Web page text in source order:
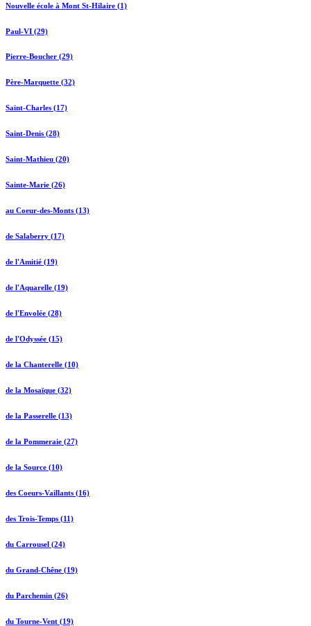
Nouvelle école à Mont St-Hilaire (1)
Paul-VI (29)
Pierre-Boucher (29)
Père-Marquette (32)
Saint-Charles (17)
Saint-Denis (28)
Saint-Mathieu (20)
Sainte-Marie (26)
au Coeur-des-Monts (13)
de Salaberry (17)
de l'Amitié (19)
de l'Aquarelle (19)
de l'Envolée (28)
de l'Odyssée (15)
de la Chanterelle (10)
de la Mosaïque (32)
de la Passerelle (13)
de la Pommeraie (27)
de la Source (10)
des Coeurs-Vaillants (16)
des Trois-Temps (11)
du Carrousel (24)
du Grand-Chêne (19)
du Parchemin (26)
du Tourne-Vent (19)